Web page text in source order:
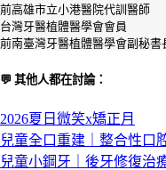
前高雄市立小港醫院代訓醫師
台灣牙醫植體醫學會會員
前南臺灣牙醫植體醫學會副秘書
💬 其他人都在討論：
2026夏日微笑x矯正月
兒童全口重建｜整合性口
兒童小鋼牙｜後牙修復治